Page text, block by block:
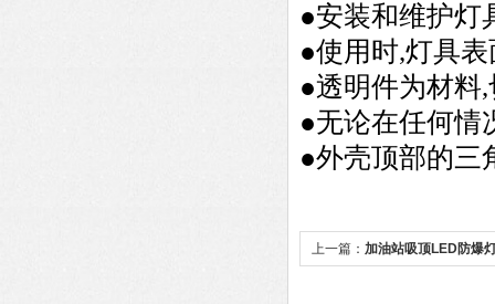
●安装和维护灯
●使用时,灯具
●透明件为材料
●无论在任何情
●外壳顶部的三
上一篇： 加油站吸顶LED防爆